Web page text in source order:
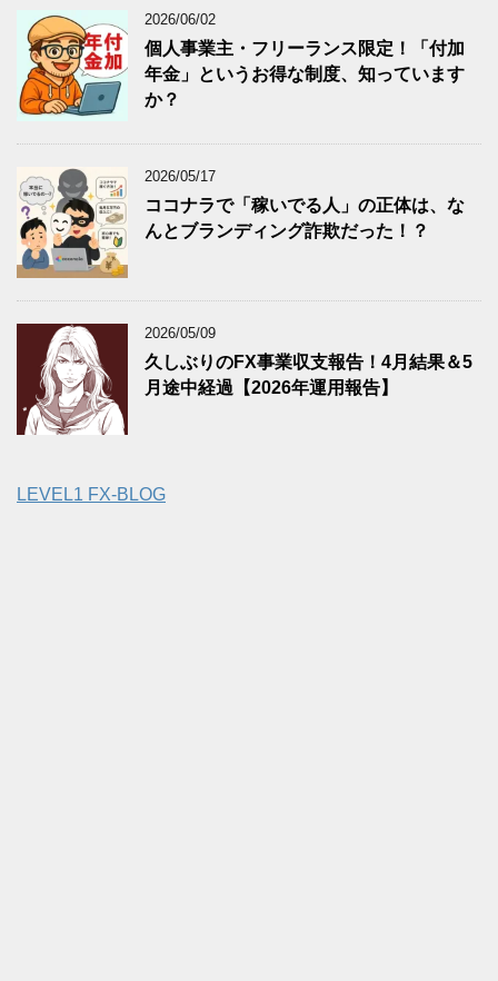
2026/06/02
個人事業主・フリーランス限定！「付加
年金」というお得な制度、知っています
か？
2026/05/17
ココナラで「稼いでる人」の正体は、な
んとブランディング詐欺だった！？
2026/05/09
久しぶりのFX事業収支報告！4月結果＆5
月途中経過【2026年運用報告】
LEVEL1 FX-BLOG